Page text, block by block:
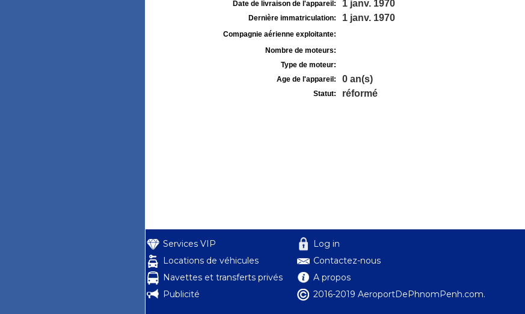
Date de livraison de l'appareil: 1 janv. 1970
Dernière immatriculation: 1 janv. 1970
Compagnie aérienne exploitante:
Nombre de moteurs:
Type de moteur:
Age de l'appareil:
0 an(s)
Statut: réformé
Services VIP
Locations de véhicules
Navettes et transferts privés
Publicité
Log in
Contactez-nous
A propos
2016-2019 AeroportDePhnomPenh.com.